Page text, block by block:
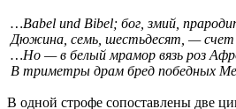
…Babel und Bibel; бог, змий,
Дюжина, семь, шестьдесят, —
…Но — в белый мрамор вязь роз
В триметры драм бред победных
В одной строфе сопоставлены две